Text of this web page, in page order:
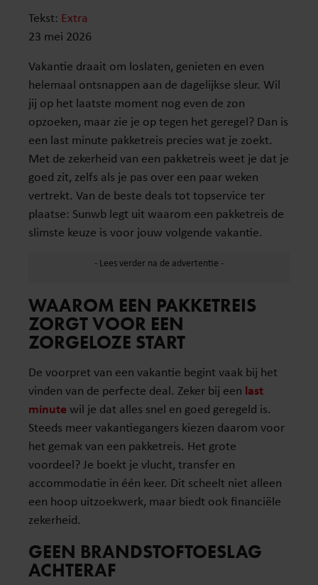
Tekst: Extra
23 mei 2026
Vakantie draait om loslaten, genieten en even
helemaal ontsnappen aan de dagelijkse sleur. Wil
jij op het laatste moment nog even de zon
opzoeken, maar zie je op tegen het geregel? Dan is
een last minute pakketreis precies wat je zoekt.
Met de zekerheid van een pakketreis weet je dat je
goed zit, zelfs als je pas over een paar weken
vertrekt. Van de beste deals tot topservice ter
plaatse: Sunwb legt uit waarom een pakketreis de
slimste keuze is voor jouw volgende vakantie.
WAAROM EEN PAKKETREIS
ZORGT VOOR EEN
ZORGELOZE START
De voorpret van een vakantie begint vaak bij het
vinden van de perfecte deal. Zeker bij een last
minute wil je dat alles snel en goed geregeld is.
Steeds meer vakantiegangers kiezen daarom voor
het gemak van een pakketreis. Het grote
voordeel? Je boekt je vlucht, transfer en
accommodatie in één keer. Dit scheelt niet alleen
een hoop uitzoekwerk, maar biedt ook financiële
zekerheid.
GEEN BRANDSTOFTOESLAG
ACHTERAF